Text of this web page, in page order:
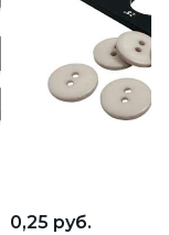
0,25 руб.